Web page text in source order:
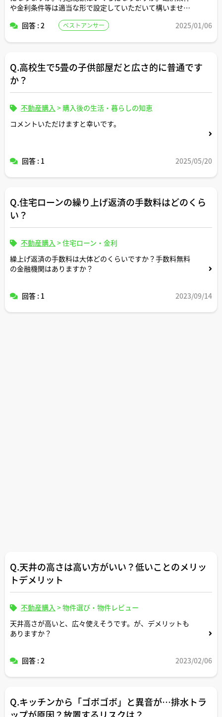
や金利条件等は適当な形で設定していただいて構いませ
ョンを記載いただけると助かります。よろしくお願いしま
回答 : 2 ベストアンサー 2025/01/06
Q.高校生で5畳の子供部屋だと広さ的に普通です
か？
不動産購入 > 購入後の生活・暮らしの知恵
コメントいただけますと幸いです。
回答 : 1 2025/05/20
Q.住宅ローンの繰り上げ返済の手数料はどのくら
い？
不動産購入 >住宅ローン・金利
繰上げ返済の手数料は大体どのくらいですか？手数料無料
の金融機関はありますか？
回答 : 1 2023/09/14
Q.天井の高さは高い方がいい？低いことのメリッ
トデメリット
不動産購入 >物件選び・物件レビュー
天井高さが高いと、広々使えそうです。が、デメリットも
ありますか？
回答 : 2 2023/02/06
Q.キッチンから「ゴボゴボ」と異音が…排水トラ
ップが原因？放置するリスクは？